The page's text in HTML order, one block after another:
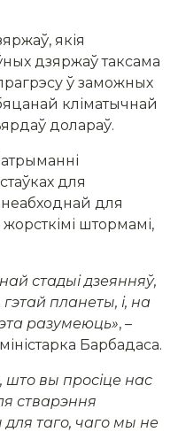
якія
дзяржаў таксама
ў заможных
кліматычнай
долараў.
для
неабходнай для
штормамі,
стадыі дзеянняў,
планеты, і, на
разумеюць», –
Барбадаса.
вы просіце нас
стварэння
для таго, чаго мы не